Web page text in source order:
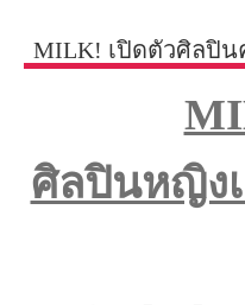
MILK! เปิดตัวศิลปิน
ศิลปินหญิง